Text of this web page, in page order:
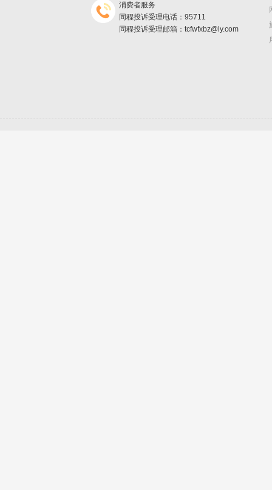
消费者服务
同程投诉受理电话：95711
同程投诉受理邮箱：tcfwfxbz@ly.com